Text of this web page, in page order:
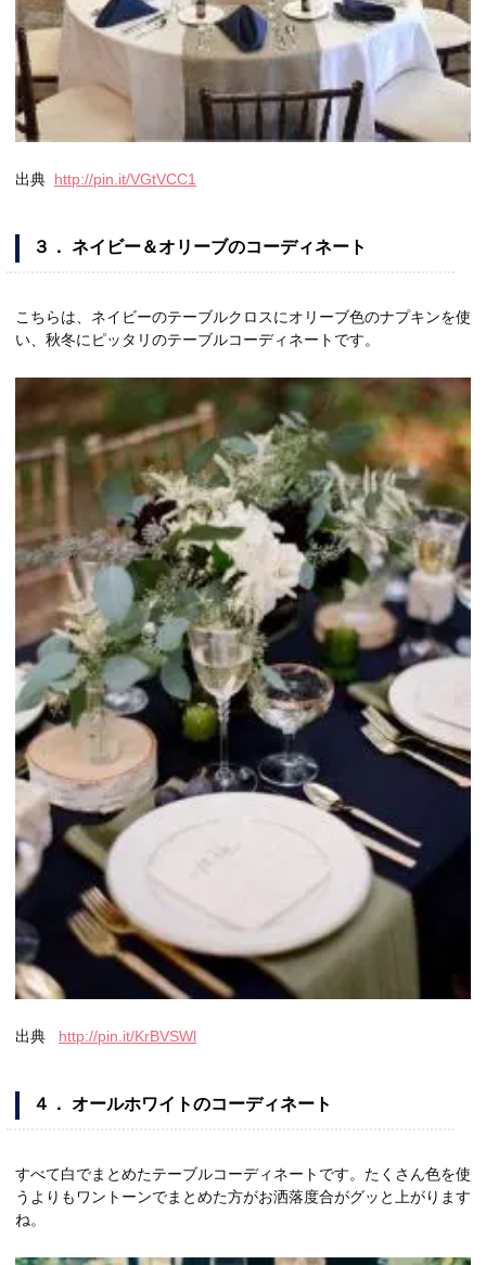
出典 http://pin.it/VGtVCC1
３． ネイビー＆オリーブのコーディネート
こちらは、ネイビーのテーブルクロスにオリーブ色のナプキンを使
い、秋冬にピッタリのテーブルコーディネートです。
出典 http://pin.it/KrBVSWl
４． オールホワイトのコーディネート
すべて白でまとめたテーブルコーディネートです。たくさん色を使
うよりもワントーンでまとめた方がお洒落度合がグッと上がります
ね。